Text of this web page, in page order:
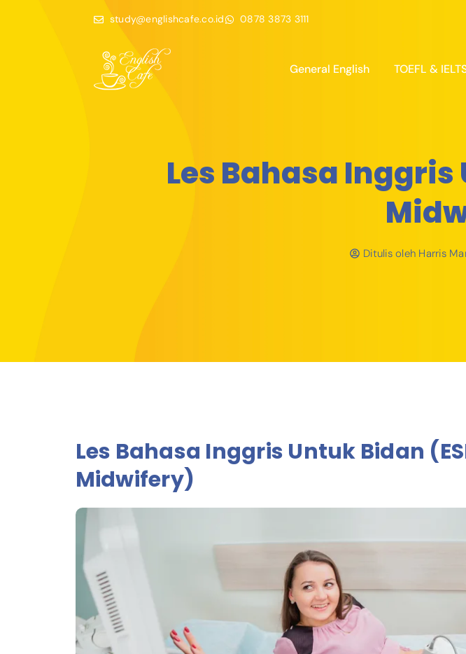
study@englishcafe.co.id 0878 3873 3111
General English TOEFL &
Les Bahasa Inggris
Ditulis oleh Harris
Les Bahasa Inggris Untuk Bidan
Midwifery)